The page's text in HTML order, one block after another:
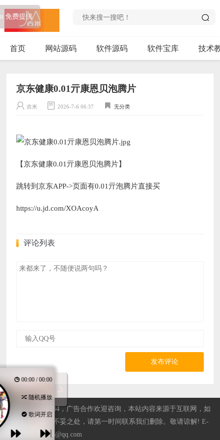
首页 网站源码 软件源码 软件宝库 技术
京东健康0.01亓康恩贝泡腾片
吉米 2026-7-6 06:37 无分类
【京东健康0.01亓康恩贝泡腾片】
跳转到京东APP->页面有0.01亓泡腾片直接买
https://u.jd.com/XOAcoyA
评论列表
发布评论
站长QQ596508734，广告合作欢迎咨询，本站内容来源于互联网，如
果有侵权内容、不妥之处，请第一时间联系我们删除。敬请谅解! E-
mail：596508734@qq.com
随机播放
myhkw.cn 免费提供